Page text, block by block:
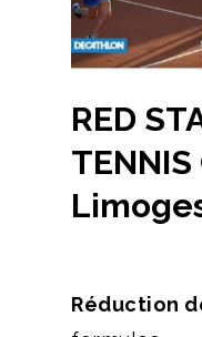
RED
Réduction